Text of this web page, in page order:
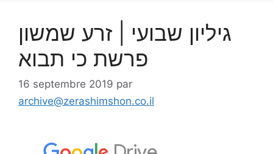
גיליון שבועי | זרע שמשון
פרשת כי תבוא
16 septembre 2019 par
archive@zerashimshon.co.il